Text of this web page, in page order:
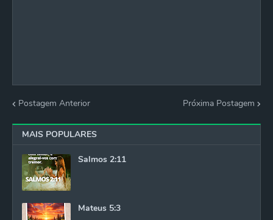
Postagem Anterior Próxima Postagem
MAIS POPULARES
Salmos 2:11
Mateus 5:3